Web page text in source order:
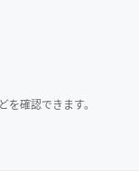
確認できます。